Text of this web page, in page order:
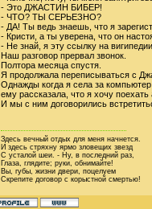
- Это ДЖАСТИН БИБЕР!
- ЧТО? ТЫ СЕРЬЕЗНО?
- ДА! Ты ведь знаешь, что я
- Кристи, а ты уверена, что он
- Не знай, я эту ссылку на
Наш разговор прервал звонок.
Полтора месяца спустя.
Я продолжала переписываться с
Однажды когда я села за
ему рассказала, что я хочу
И мы с ним договорились
Здесь вечный отдых для меня начнется.
И здесь стряхну ярмо зловещих звезд
С усталой шеи. - Ну, в последний раз,
Глаза, глядите; руки, обнимайте!
Вы, губы, жизни двери, поцелуем
Скрепите договор с корыстной смертью!